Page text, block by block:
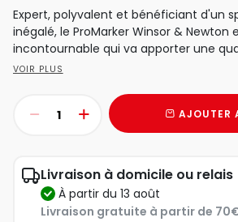
Expert, polyvalent et bénéficiant d'un
inégalé, le ProMarker Winsor & Newton
incontournable qui va apporter une
VOIR PLUS
AJOUTER
Livraison à domicile ou relais
à partir du 13 août
Livraison gratuite à partir de